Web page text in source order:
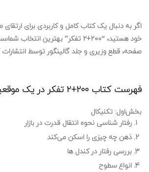
اگر به دنبال یک کتاب کامل و کاربردی برای
صفحه، قطع وزیری و جلد گالینگور توسط
فهرست کتاب ۲۰۰+۲ تفکر در یک موقعیت معاملاتی:
بخش‌اول: تکنیکال
رفتار شناسی نحوه انتقال قدرت در بازار
ذهن چه چیزی را اسکن می‌کند
بررسی رفتار در کندل ها
انواع سطوح